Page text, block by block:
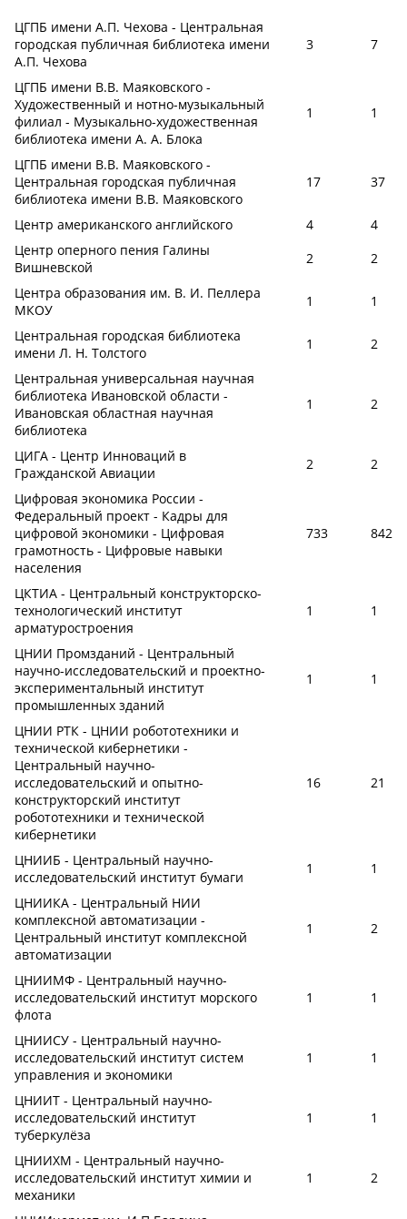
ЦГПБ имени А.П. Чехова - Центральная
городская публичная библиотека имени
А.П. Чехова
3 7
ЦГПБ имени В.В. Маяковского -
Художественный и нотно-музыкальный
филиал - Музыкально-художественная
библиотека имени А. А. Блока
1 1
ЦГПБ имени В.В. Маяковского -
Центральная городская публичная
библиотека имени В.В. Маяковского
17 37
Центр американского английского 4
4
Центр оперного пения Галины
Вишневской
2
2
Центра образования им. В. И. Пеллера
МКОУ
1
1
Центральная городская библиотека
имени Л. Н. Толстого
1
2
Центральная универсальная научная
библиотека Ивановской области -
Ивановская областная научная
библиотека
1 2
ЦИГА - Центр Инноваций в
Гражданской Авиации
2
2
Цифровая экономика России -
Федеральный проект - Кадры для
цифровой экономики - Цифровая
грамотность - Цифровые навыки
населения
733 842
ЦКТИА - Центральный конструкторско-
технологический институт
арматуростроения
1 1
ЦНИИ Промзданий - Центральный
научно-исследовательский и проектно-
экспериментальный институт
промышленных зданий
1 1
ЦНИИ РТК - ЦНИИ робототехники и
технической кибернетики -
Центральный научно-
исследовательский и опытно-
конструкторский институт
робототехники и технической
кибернетики
16 21
ЦНИИБ - Центральный научно-
исследовательский институт бумаги
1
1
ЦНИИКА - Центральный НИИ
комплексной автоматизации -
Центральный институт комплексной
автоматизации
1 2
ЦНИИМФ - Центральный научно-
исследовательский институт морского
флота
1 1
ЦНИИСУ - Центральный научно-
исследовательский институт систем
управления и экономики
1 1
ЦНИИТ - Центральный научно-
исследовательский институт
туберкулёза
1 1
ЦНИИХМ - Центральный научно-
исследовательский институт химии и
механики
1 2